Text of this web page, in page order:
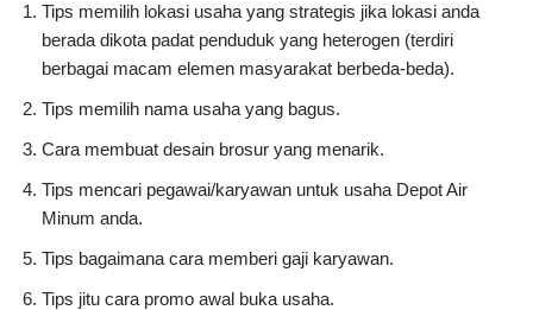
Tips memilih lokasi usaha yang strategis jika lokasi anda
berada dikota padat penduduk yang heterogen (terdiri
berbagai macam elemen masyarakat berbeda-beda).
Tips memilih nama usaha yang bagus.
Cara membuat desain brosur yang menarik.
Tips mencari pegawai/karyawan untuk usaha Depot Air
Minum anda.
Tips bagaimana cara memberi gaji karyawan.
Tips jitu cara promo awal buka usaha.